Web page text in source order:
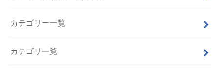
カテゴリー一覧
カテゴリ一覧